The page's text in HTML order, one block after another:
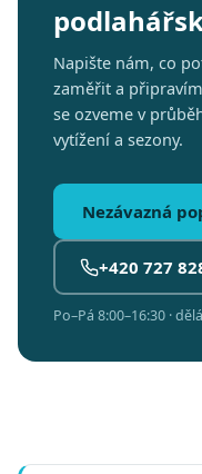
Napište nám, co
zaměřit a
se ozveme v
vytížení a sezony.
Nezávazná
+420 727
Po–Pá 8:00–16:30 ·